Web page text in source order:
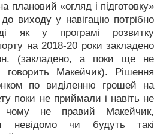
плановий «огляд і підготовку»
виходу у навігацію потрібно
як у програмі розвитку
на 2018-20 роки закладено
(закладено, а поки ще не
Макейчик). Рішення
по виділенню грошей на
поки не приймали і навіть не
не правий Макейчик,
невідомо чи будуть такі